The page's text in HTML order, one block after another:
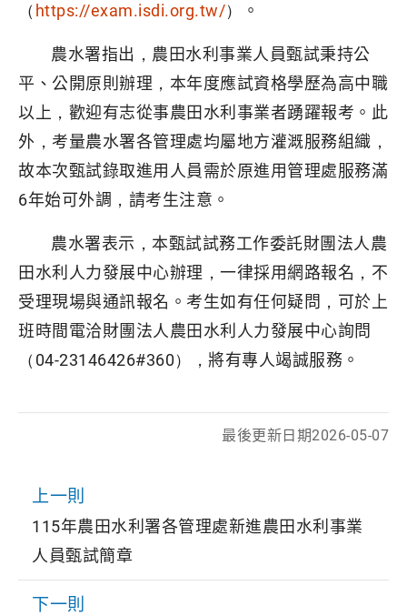
（ https://exam.isdi.org.tw/）。
農水署指出，農田水利事業人員甄試秉持公
平、公開原則辦理，本年度應試資格學歷為高中職
以上，歡迎有志從事農田水利事業者踴躍報考。此
外，考量農水署各管理處均屬地方灌溉服務組織，
故本次甄試錄取進用人員需於原進用管理處服務滿
6年始可外調，請考生注意。
農水署表示，本甄試試務工作委託財團法人農
田水利人力發展中心辦理，一律採用網路報名，不
受理現場與通訊報名。考生如有任何疑問，可於上
班時間電洽財團法人農田水利人力發展中心詢問
（04-23146426#360），將有專人竭誠服務。
最後更新日期2026-05-07
上一則
115年農田水利署各管理處新進農田水利事業
人員甄試簡章
下一則